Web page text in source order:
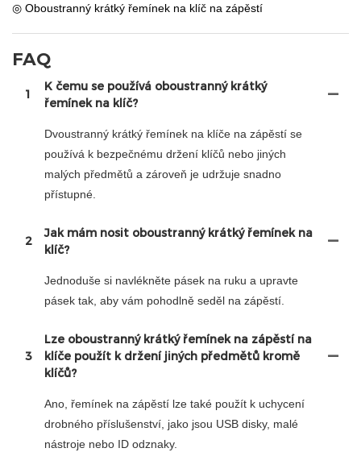
◎ Oboustranný krátký řemínek na klíč na zápěstí
FAQ
1
K čemu se používá oboustranný krátký
řemínek na klíč?
Dvoustranný krátký řemínek na klíče na zápěstí se
používá k bezpečnému držení klíčů nebo jiných
malých předmětů a zároveň je udržuje snadno
přístupné.
2
Jak mám nosit oboustranný krátký řemínek na
klíč?
Jednoduše si navlékněte pásek na ruku a upravte
pásek tak, aby vám pohodlně seděl na zápěstí.
3
Lze oboustranný krátký řemínek na zápěstí na
klíče použít k držení jiných předmětů kromě
klíčů?
Ano, řemínek na zápěstí lze také použít k uchycení
drobného příslušenství, jako jsou USB disky, malé
nástroje nebo ID odznaky.